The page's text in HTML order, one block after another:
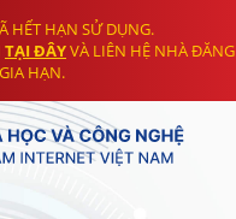
HẾT HẠN SỬ DỤNG.
TẠI ĐÂYVÀ LIÊN HỆ NHÀ ĐĂNG
HẠN.